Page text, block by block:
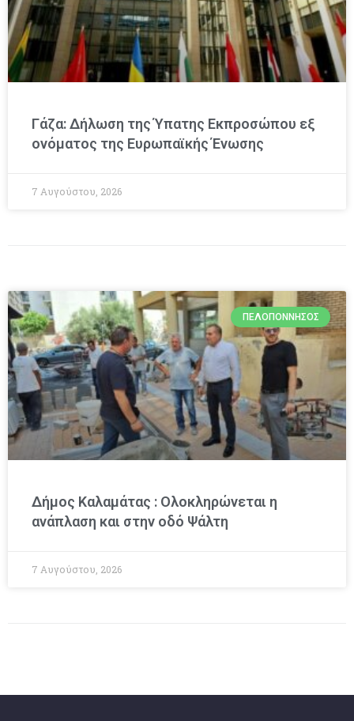
Γάζα: Δήλωση της Ύπατης Εκπροσώπου εξ
ονόματος της Ευρωπαϊκής Ένωσης
7 Αυγούστου, 2026
ΠΕΛΟΠΌΝΝΗΣΟΣ
Δήμος Καλαμάτας : Ολοκληρώνεται η
ανάπλαση και στην οδό Ψάλτη
7 Αυγούστου, 2026